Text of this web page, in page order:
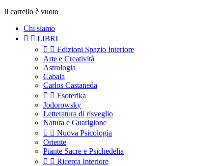
Il carrello è vuoto
Chi siamo
  LIBRI
  Edizioni Spazio Interiore
Arte e Creatività
Astrologia
Cabala
Carlos Castaneda
  Esoterika
Jodorowsky
Letteratura di risveglio
Natura e Guarigione
  Nuova Psicologia
Oriente
Piante Sacre e Psichedelia
  Ricerca Interiore